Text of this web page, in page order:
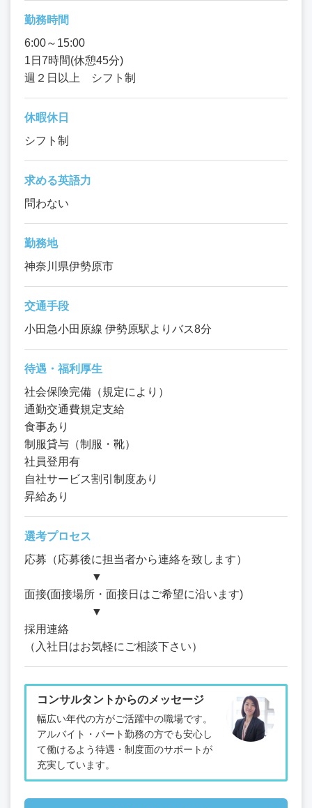
勤務時間
6:00～15:00
1日7時間(休憩45分)
週２日以上 シフト制
休暇休日
シフト制
求める英語力
問わない
勤務地
神奈川県伊勢原市
交通手段
小田急小田原線 伊勢原駅よりバス8分
待遇・福利厚生
社会保険完備（規定により）
通勤交通費規定支給
食事あり
制服貸与（制服・靴）
社員登用有
自社サービス割引制度あり
昇給あり
選考プロセス
応募（応募後に担当者から連絡を致します）
▼
面接(面接場所・面接日はご希望に沿います)
▼
採用連絡
（入社日はお気軽にご相談下さい）
コンサルタントからのメッセージ
幅広い年代の方がご活躍中の職場です。
アルバイト・パート勤務の方でも安心し
て働けるよう待遇・制度面のサポートが
充実しています。